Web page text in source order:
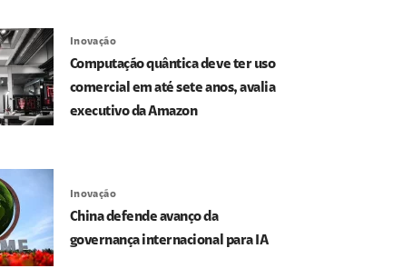
Inovação
Computação quântica deve ter uso
comercial em até sete anos, avalia
executivo da Amazon
Inovação
China defende avanço da
governança internacional para IA